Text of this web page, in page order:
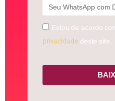
Estou de acordo
privacidadedeste site.